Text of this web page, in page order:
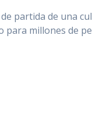
partida de una
millones de